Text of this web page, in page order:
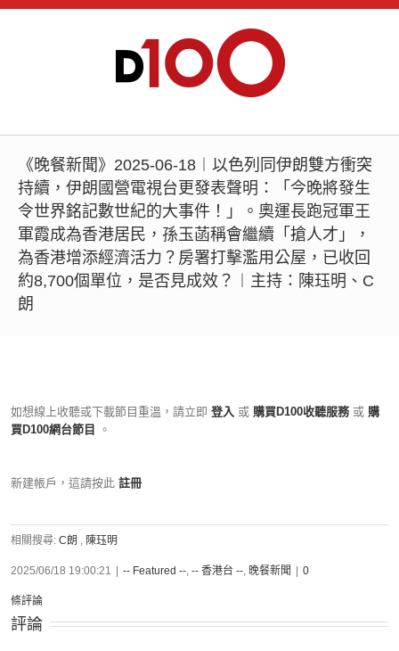
《晚餐新聞》2025-06-18︱以色列同伊朗雙方衝突
持續，伊朗國營電視台更發表聲明：「今晚將發生
令世界銘記數世紀的大事件！」。奧運長跑冠軍王
軍霞成為香港居民，孫玉菡稱會繼續「搶人才」，
為香港增添經濟活力？房署打擊濫用公屋，已收回
約8,700個單位，是否見成效？︱主持：陳珏明、C
朗
如想線上收聽或下載節目重溫，請立即 登入 或 購買D100收聽服務 或 購
買D100網台節目
。
新建帳戶，這請按此 註冊
相關搜尋: C朗 , 陳珏明
2025/06/18 19:00:21 -- Featured --, -- 香港台 --, 晚餐新聞 0
條評論
評論